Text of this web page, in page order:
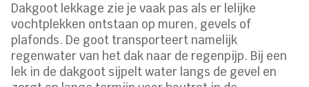
Dakgoot lekkage zie je vaak pas als er lelijke
vochtplekken ontstaan op muren, gevels of
plafonds. De goot transporteert namelijk
regenwater van het dak naar de regenpijp. Bij een
lek in de dakgoot sijpelt water langs de gevel en